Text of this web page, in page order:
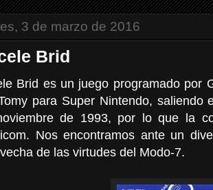
3 de marzo de 2016
Brid
Brid es un juego programado por
para Super Nintendo, saliendo
de 1993, por lo que la
Nos encontramos ante un
de las virtudes del Modo-7.